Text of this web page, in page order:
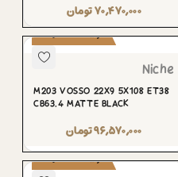
۷۰,۴۷۰,۰۰۰تومان
پیش‌سفارش
Niche
M203 VOSSO 22X9 5X108 ET38
CB63.4 MATTE BLACK
۹۶,۵۷۰,۰۰۰تومان
پیش‌سفارش